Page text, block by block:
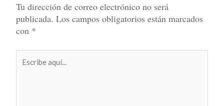
Tu dirección de correo electrónico no será
publicada. Los campos obligatorios están marcados
con *
aquí...